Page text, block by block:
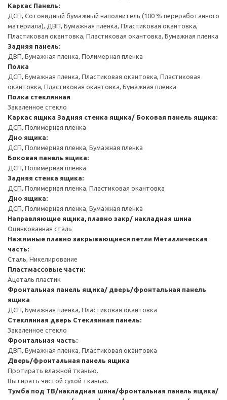
Каркас Панель:
ДСП, Сотовидный бумажный наполнитель (100 % переработанного
материала), ДВП, Бумажная пленка, Пластиковая окантовка,
Пластиковая окантовка, Пластиковая окантовка, Бумажная пленка
Задняя панель:
ДВП, Бумажная пленка, Полимерная пленка
Полка
ДСП, Бумажная пленка, Пластиковая окантовка, Пластиковая
окантовка, Пластиковая окантовка, Бумажная пленка
Полка стеклянная
Закаленное стекло
Каркас ящика Задняя стенка ящика/ Боковая панель ящика:
ДСП, Полимерная пленка
Дно ящика:
ДСП, Полимерная пленка, Бумажная пленка
Боковая панель ящика:
ДСП, Полимерная пленка
Задняя стенка ящика:
ДСП, Полимерная пленка, Пластиковая окантовка
Дно ящика:
ДСП, Полимерная пленка, Бумажная пленка
Направляющие ящика, плавно закр/ накладная шина
Оцинкованная сталь
Нажимные плавно закрывающиеся петли Металлическая
часть:
Сталь, Никелирование
Пластмассовые части:
Ацеталь пластик
Фронтальная панель ящика/ дверь/фронтальная панель
ящика
ДСП, Бумажная пленка, Пластиковая окантовка
Стеклянная дверь Стеклянная панель:
Закаленное стекло
Фронтальная часть:
ДВП, Бумажная пленка, Пластиковая окантовка
Дверь/фронтальная панель ящика
Протирать влажной тканью.
Вытирать чистой сухой тканью.
Тумба под ТВ/накладная шина/фронтальная панель ящика/